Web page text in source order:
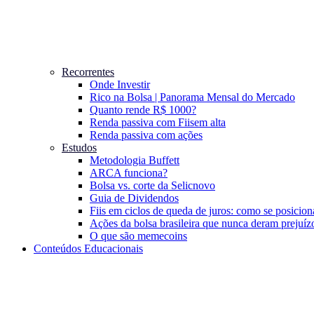
Recorrentes
Onde Investir
Rico na Bolsa | Panorama Mensal do Mercado
Quanto rende R$ 1000?
Renda passiva com Fiisem alta
Renda passiva com ações
Estudos
Metodologia Buffett
ARCA funciona?
Bolsa vs. corte da Selicnovo
Guia de Dividendos
Fiis em ciclos de queda de juros: como se
Ações da bolsa brasileira que nunca deram
O que são memecoins
Conteúdos Educacionais